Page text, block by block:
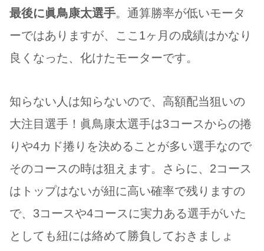
最後に眞鳥康太選手。通算勝率が低いモータ
ーではありますが、ここ1ヶ月の成績はかなり
良くなった、化けたモーターです。
知らない人は知らないので、高額配当狙いの
大注目選手！眞鳥康太選手は3コースからの捲
りや4カド捲りを決めることが多い選手なので
そのコースの時は狙えます。さらに、2コース
はトップはないが紐に高い確率で残りますの
で、3コースや4コースに実力ある選手がいた
としても紐には絡めて勝負しておきましょ